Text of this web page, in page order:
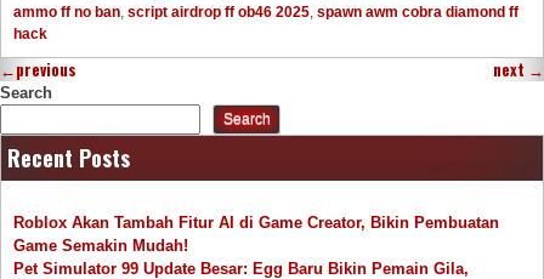
ammo ff no ban, script airdrop ff ob46 2025, spawn awm cobra diamond ff
hack
←previous next →
Search
Search
Recent Posts
Roblox Akan Tambah Fitur AI di Game Creator, Bikin Pembuatan
Game Semakin Mudah!
Pet Simulator 99 Update Besar: Egg Baru Bikin Pemain Gila,